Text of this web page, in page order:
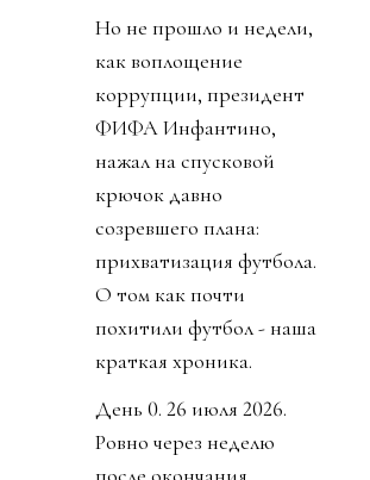
Источник изображения
@fifaworldcup
Но не прошло и недели,
как воплощение
коррупции, президент
нажал на спусковой